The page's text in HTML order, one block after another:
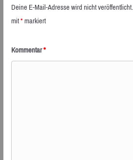
Deine E-Mail-Adresse wird nicht veröffentlicht.
mit*markiert
Kommentar*